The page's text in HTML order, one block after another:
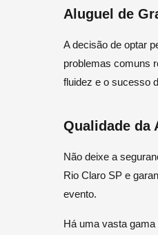
Aluguel de
A decisão de optar
problemas comuns
fluidez e o sucesso
Qualidade da
Não deixe a
Rio Claro SP e
evento.
Há uma vasta